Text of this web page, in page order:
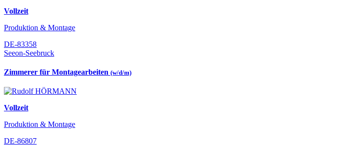
Vollzeit
Produktion & Montage
DE-83358
Seeon-Seebruck
Zimmerer für Montagearbeiten (w/d/m)
Vollzeit
Produktion & Montage
DE-86807